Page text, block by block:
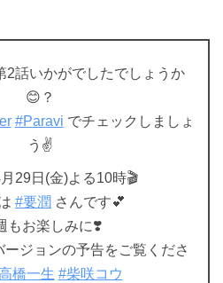
2話いかがでしたでしょうか
😊？
#Paravi でチェックしましょ
う✌️
29日(金)よる10時🎬
#要潤 さんです💕
もお楽しみに❣️
ジョンの予告をご覧くださ
橋一生 #柴咲コウ